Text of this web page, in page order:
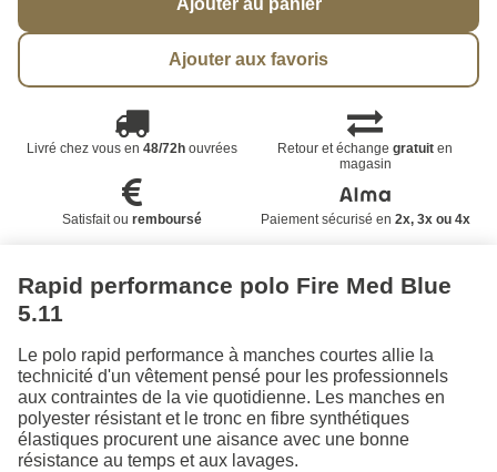
Ajouter aux favoris
Livré chez vous en 48/72houvrées Retour et échangegratuit en
magasin
Satisfait ou remboursé Paiement sécurisé en 2x, 3x ou 4x
Rapid performance polo Fire Med Blue
5.11
Le polo rapid performance à manches courtes allie la
technicité d'un vêtement pensé pour les professionnels
aux contraintes de la vie quotidienne. Les manches en
polyester résistant et le tronc en fibre synthétiques
élastiques procurent une aisance avec une bonne
résistance au temps et aux lavages.